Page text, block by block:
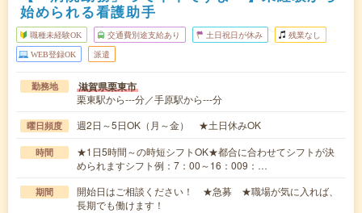
始められる看護助手
職種未経験OK 交通費別途支給あり 土日祝日が休み 残業なし
WEB登録OK 派遣
勤務地 滋賀県栗東市
栗東駅から---分／手原駅から---分
曜日頻度 週2日～5日OK（月～金） ★土日休みOK
時間
★1日5時間～の時短シフトOK★都合に合わせてシフトが決
められますシフト例：7：00～16：009：…
期間
開始日はご相談ください！ ★急募 ★職場が気に入れば、
長期でも働けます！